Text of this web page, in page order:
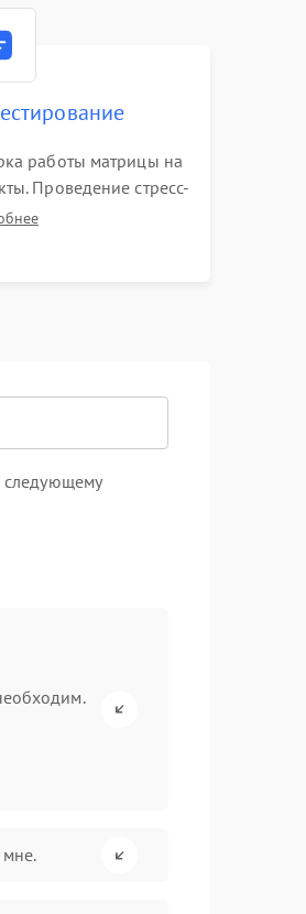
работы матрицы на
Проведение стресс-
охлаждения.
следующему